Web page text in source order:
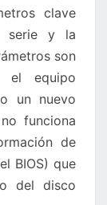
clave
serie y la
son
el equipo
un nuevo
funciona
de
BIOS) que
del disco